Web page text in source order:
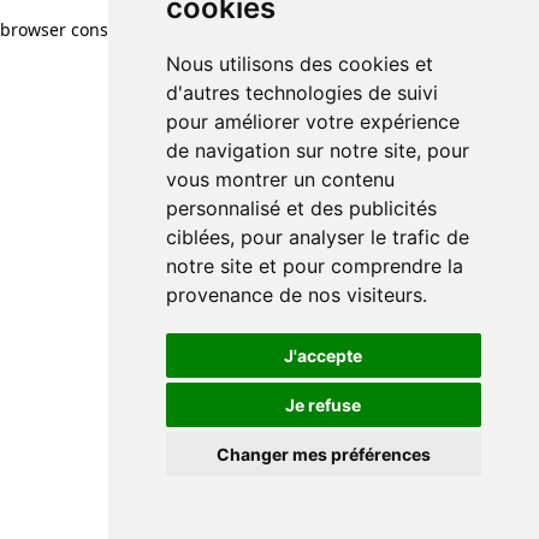
cookies
Nous utilisons des cookies et
d'autres technologies de suivi
pour améliorer votre expérience
de navigation sur notre site, pour
vous montrer un contenu
personnalisé et des publicités
ciblées, pour analyser le trafic de
notre site et pour comprendre la
provenance de nos visiteurs.
J'accepte
Je refuse
Changer mes préférences
browser console for more information)